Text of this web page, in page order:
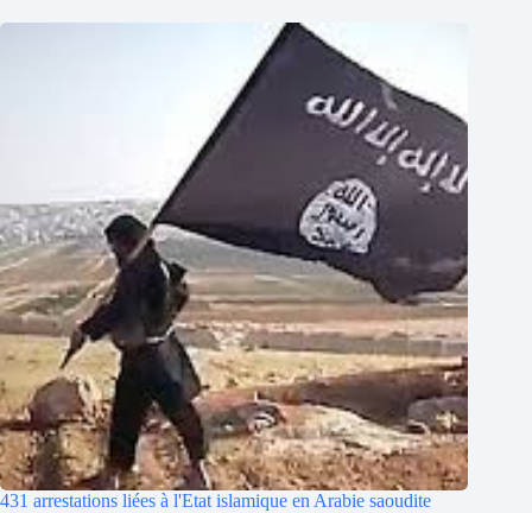
431 arrestations liées à l'Etat islamique en Arabie saoudite